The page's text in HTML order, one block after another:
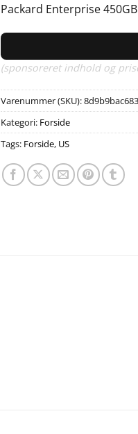
Packard Enterprise 450GB
(sponsoreret indhold og
Varenummer (SKU):
Kategori: Forside
Tags: Forside, US